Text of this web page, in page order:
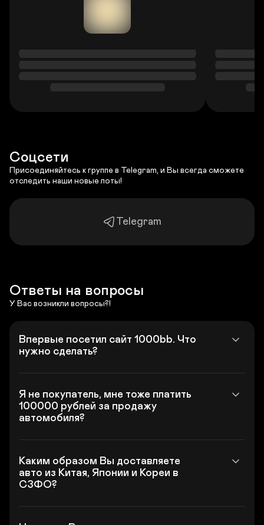
Соцсети
Присоединяйтесь к группе в Telegram, и Вы всегда сможете
отследить наши новые лоты!
Telegram
Ответы на вопросы
У Вас возникли вопросы?!
Впервые посетил сайт 1000bb. Что
нужно сделать?
Я не покупатель, мне тоже платить
100000 рублей за продажу
автомобиля?
Каким образом Вы доставляете
авто из Китая, Японии и Кореи в
СЗФО?